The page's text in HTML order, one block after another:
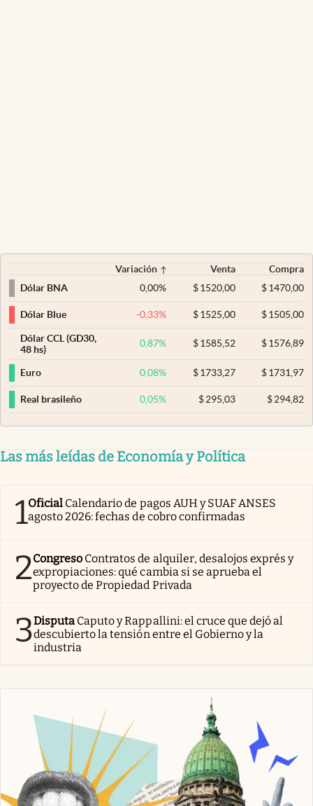
Variación Venta
Compra
Dólar BNA
0,00% $ 1520,00 $1470,00
Dólar Blue -0,33% $ 1525,00 $1505,00
Dólar CCL (GD30,
48 hs)
0,87% $ 1585,52 $1576,89
Euro 0,08% $ 1733,27 $1731,97
Real brasileño 0,05% $ 295,03 $294,82
Las más leídas de Economía y Política
1Oficial Calendario de pagos AUH y SUAF ANSES
agosto 2026: fechas de cobro confirmadas
2Congreso Contratos de alquiler, desalojos exprés y
expropiaciones: qué cambia si se aprueba el
proyecto de Propiedad Privada
3Disputa Caputo y Rappallini: el cruce que dejó al
descubierto la tensión entre el Gobierno y la
industria